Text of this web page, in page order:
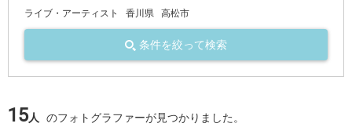
ライブ・アーティスト 香川県 高松市
条件を絞って検索
15人 のフォトグラファーが見つかりました。